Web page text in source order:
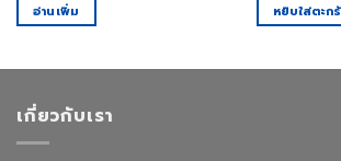
อ่านเพิ่ม หยิบใส่ตะก
เกี่ยวกับเรา